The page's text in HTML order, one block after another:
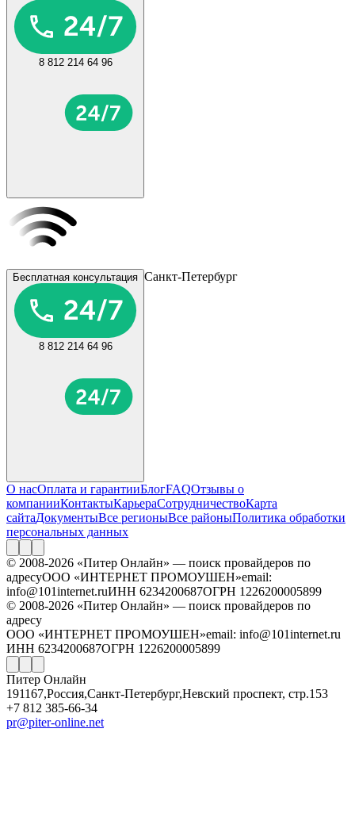
8 812 214 64 96
Бесплатная консультация
8 812 214 64 96
Санкт-Петербург
О насОплата и гарантииБлогFAQОтзывы о
компанииКонтактыКарьераСотрудничествоКарта
сайтаДокументыВсе регионыВсе районыПолитика обработки
персональных данных
© 2008-2026 «Питер Онлайн» — поиск провайдеров по
адресуООО «ИНТЕРНЕТ ПРОМОУШЕН»email:
info@101internet.ruИНН 6234200687ОГРН 1226200005899
© 2008-2026 «Питер Онлайн» — поиск провайдеров по
адресу
ООО «ИНТЕРНЕТ ПРОМОУШЕН»email: info@101internet.ru
ИНН 6234200687ОГРН 1226200005899
Питер Онлайн
191167,Россия,Санкт-Петербург,Невский проспект, стр.153
+7 812 385-66-34
pr@piter-online.net